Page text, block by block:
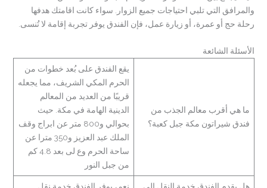
والمرافق التي تلبي احتياجات جميع الزوار. سواء كانت اقامتك هدفها
رحلة حج أو عمرة، أو زيارة عمل، فإن الفندق يوفر تجربة إقامة لا تُنسى.
الأسئلة الشائعة
ما هي أقرب معالم الجذب من
فندق شيراتون مكة جبل كعبة؟
يقع الفندق على بُعد خطوات من
الحرم المكي الشريف، مما يجعله
قريبًا من العديد من المعالم
الدينية الهامة في مكة. حيث
بحوالي و800 متر عن ابراج وقف
الملك عبد العزيز و350 مترا عن
ساحة الحرم وع لى بعد 4.8 كم
من جبل النور